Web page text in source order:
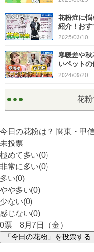
花粉症に悩
紹介！おす
2025/03/10
寒暖差や秋
いペットの
2024/09/20
花粉
今日の花粉は？ 関東・甲
未投票
極めて多い(0)
非常に多い(0)
多い(0)
やや多い(0)
少ない(0)
感じない(0)
0票：8月7日（金）
「今日の花粉」を投票する